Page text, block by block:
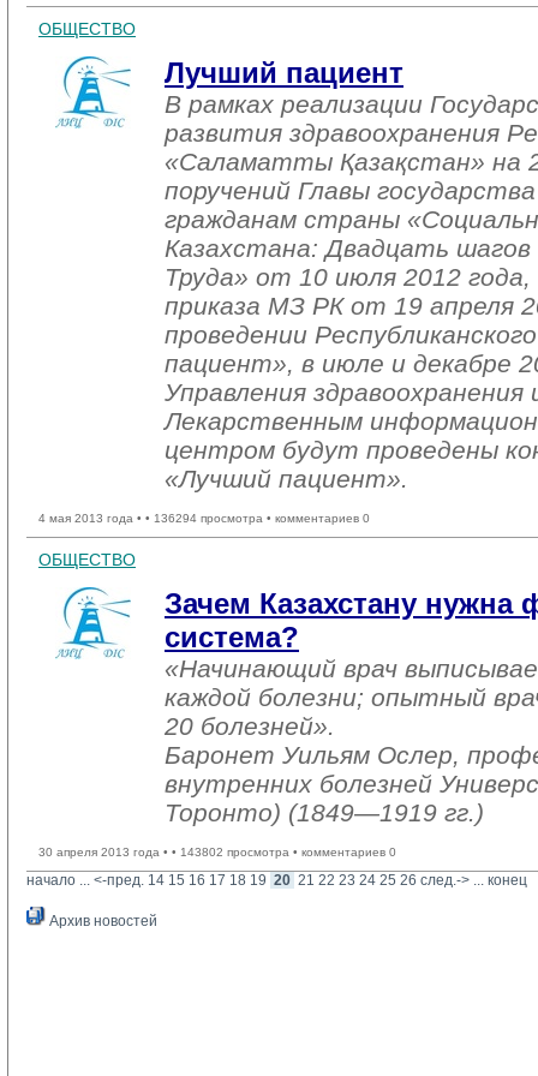
ОБЩЕСТВО
Лучший пациент
В рамках реализации
развития здравоохранения
«Саламатты Қазақстан» на
поручений Главы
гражданам страны
Казахстана: Двадцать
Труда» от 10 июля 2012
приказа МЗ РК от 19 апреля
проведении
пациент», в июле и декабре
Управления
Лекарственным
центром будут проведены
«Лучший пациент».
4 мая 2013 года • • 136294 просмотра • комментариев 0
ОБЩЕСТВО
Зачем Казахстану нужна
система?
«Начинающий врач
каждой болезни; опытный
20 болезней».
Баронет Уильям Ослер,
внутренних болезней
Торонто) (1849—1919 гг.)
30 апреля 2013 года • • 143802 просмотра • комментариев 0
начало ... <-пред. 14 15 16 17 18 19 20 21 22 23 24 25 26 след.-> ... конец
Архив новостей